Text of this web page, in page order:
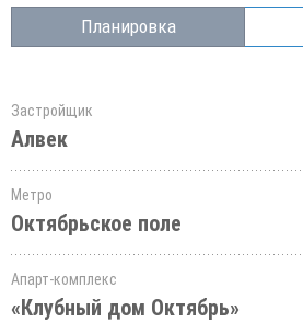
Планировка
Застройщик
Алвек
Метро
Октябрьское поле
Апарт-комплекс
«Клубный дом Октябрь»